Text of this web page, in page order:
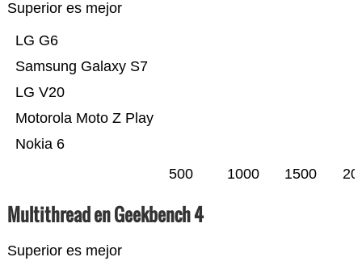
Superior es mejor
Nokia 6
Motorola Moto Z Play
LG V20
Samsung Galaxy S7
LG G6
500 1000 1500
Multithread en Geekbench 4
Superior es mejor